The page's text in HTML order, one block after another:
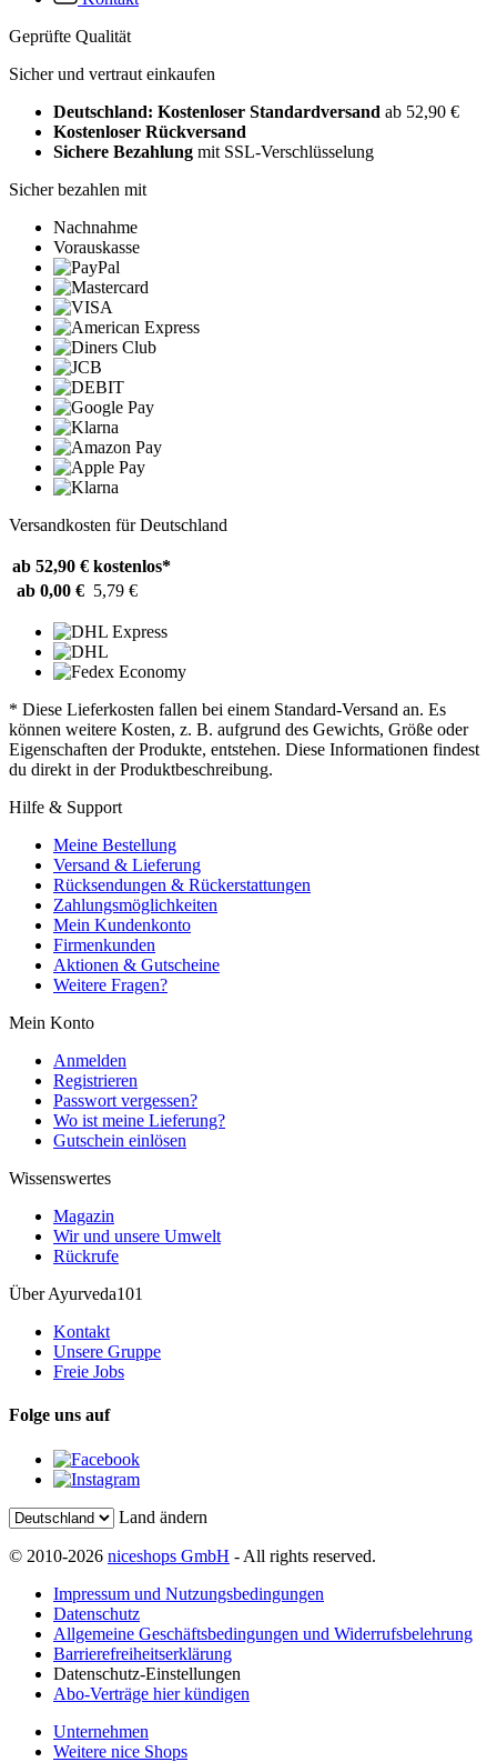
Geprüfte Qualität
Sicher und vertraut einkaufen
Deutschland: Kostenloser Standardversand ab 52,90 €
Kostenloser Rückversand
Sichere Bezahlung mit SSL-Verschlüsselung
Sicher bezahlen mit
Nachnahme
Vorauskasse
Versandkosten für Deutschland
ab 52,90 € kostenlos*
ab 0,00 € 5,79 €
* Diese Lieferkosten fallen bei einem Standard-Versand an. Es
können weitere Kosten, z. B. aufgrund des Gewichts, Größe oder
Eigenschaften der Produkte, entstehen. Diese Informationen findest
du direkt in der Produktbeschreibung.
Hilfe & Support
Meine Bestellung
Versand & Lieferung
Rücksendungen & Rückerstattungen
Zahlungsmöglichkeiten
Mein Kundenkonto
Firmenkunden
Aktionen & Gutscheine
Weitere Fragen?
Mein Konto
Anmelden
Registrieren
Passwort vergessen?
Wo ist meine Lieferung?
Gutschein einlösen
Wissenswertes
Magazin
Wir und unsere Umwelt
Rückrufe
Über Ayurveda101
Kontakt
Unsere Gruppe
Freie Jobs
Folge uns auf
Land ändern
© 2010-2026 niceshops GmbH - All rights reserved.
Impressum und Nutzungsbedingungen
Datenschutz
Allgemeine Geschäftsbedingungen und Widerrufsbelehrung
Barrierefreiheitserklärung
Datenschutz-Einstellungen
Abo-Verträge hier kündigen
Unternehmen
Weitere nice Shops